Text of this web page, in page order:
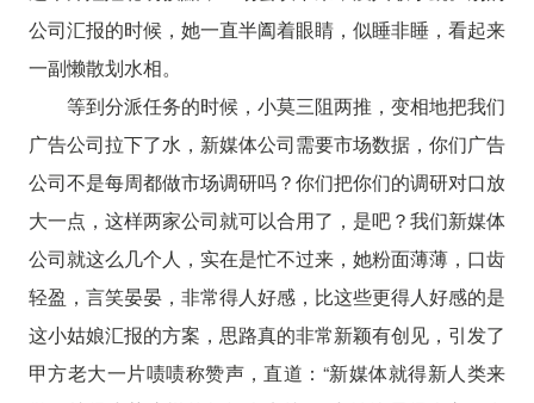
公司汇报的时候，她一直半阖着眼睛，似睡非睡，看起来
一副懒散划水相。
等到分派任务的时候，小莫三阻两推，变相地把我们
广告公司拉下了水，新媒体公司需要市场数据，你们广告
公司不是每周都做市场调研吗？你们把你们的调研对口放
大一点，这样两家公司就可以合用了，是吧？我们新媒体
公司就这么几个人，实在是忙不过来，她粉面薄薄，口齿
轻盈，言笑晏晏，非常得人好感，比这些更得人好感的是
这小姑娘汇报的方案，思路真的非常新颖有创见，引发了
甲方老大一片啧啧称赞声，直道：“新媒体就得新人类来